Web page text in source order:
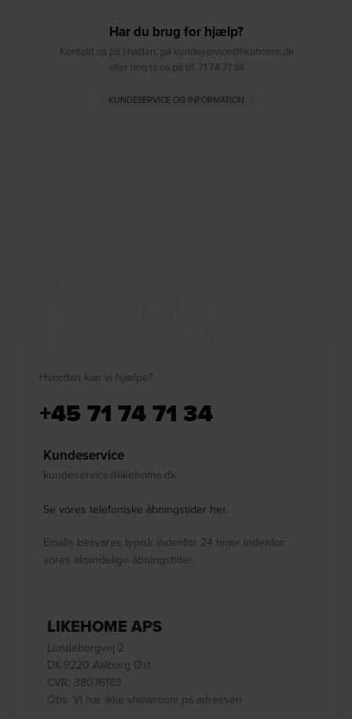
Har du brug for hjælp?
Kontakt os på chatten, på kundeservice@likehome.dk
eller ring til os på tlf. 71 74 71 34
KUNDESERVICE OG INFORMATION
Hvordan kan vi hjælpe?
+45 71 74 71 34
Kundeservice
kundeservice@likehome.dk
Se vores telefoniske åbningstider her.
Emails besvares typisk indenfor 24 timer indenfor
vores almindelige åbningstider.
LIKEHOME APS
Lundeborgvej 2
DK-9220 Aalborg Øst
CVR: 38076183
Obs: Vi har ikke showroom på adressen